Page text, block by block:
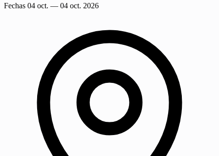
Fechas 04 oct. — 04 oct. 2026